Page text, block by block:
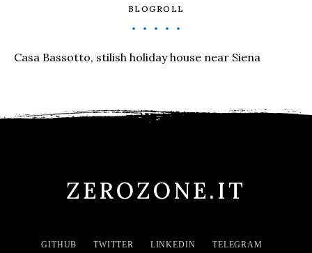
BLOGROLL
Casa Bassotto, stilish holiday house near Siena
ZEROZONE.IT
GITHUB TWITTER LINKEDIN
TELEGRAM